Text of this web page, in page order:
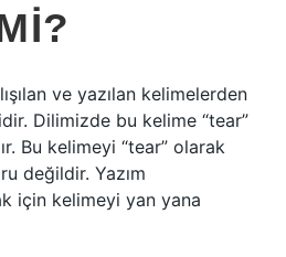
ve yazılan kelimelerden
Dilimizde bu kelime “tear”
Bu kelimeyi “tear” olarak
değildir. Yazım
için kelimeyi yan yana